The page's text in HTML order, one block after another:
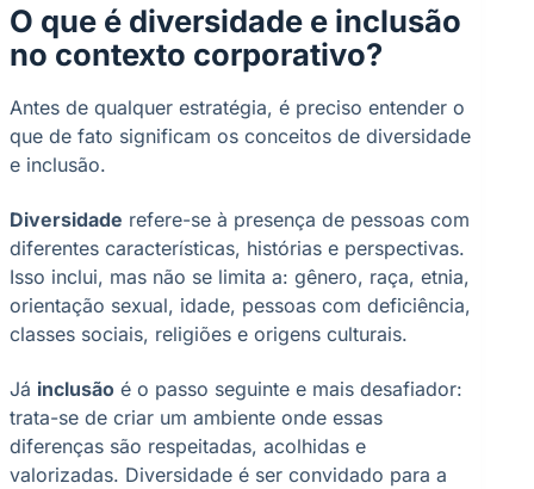
O que é diversidade e inclusão
no contexto corporativo?
Antes de qualquer estratégia, é preciso entender o
que de fato significam os conceitos de diversidade
e inclusão.
Diversidade refere-se à presença de pessoas com
diferentes características, histórias e perspectivas.
Isso inclui, mas não se limita a: gênero, raça, etnia,
orientação sexual, idade, pessoas com deficiência,
classes sociais, religiões e origens culturais.
Já inclusão é o passo seguinte e mais desafiador:
trata-se de criar um ambiente onde essas
diferenças são respeitadas, acolhidas e
valorizadas. Diversidade é ser convidado para a